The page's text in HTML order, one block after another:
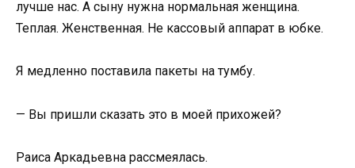
лучше нас. А сыну нужна нормальная женщина.
Теплая. Женственная. Не кассовый аппарат в юбке.
Я медленно поставила пакеты на тумбу.
— Вы пришли сказать это в моей прихожей?
Раиса Аркадьевна рассмеялась.